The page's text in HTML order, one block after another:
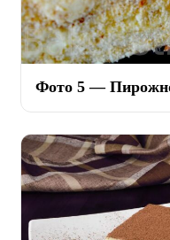
Фото 5 —